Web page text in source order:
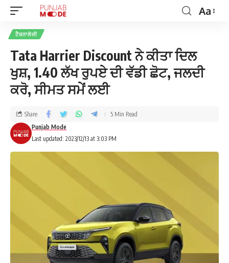
Aa
ਟੈਕਨਾਲੋਜੀ
Tata Harrier Discount ਨੇ ਕੀਤਾ ਦਿਲ
ਖੁਸ਼, 1.40 ਲੱਖ ਰੁਪਏ ਦੀ ਵੱਡੀ ਛੋਟ, ਜਲਦੀ
ਕਰੋ, ਸੀਮਤ ਸਮੇਂ ਲਈ
Last updated: 2023/12/13 at 3:03 PM
Punjab Mode
Share 5 Min Read